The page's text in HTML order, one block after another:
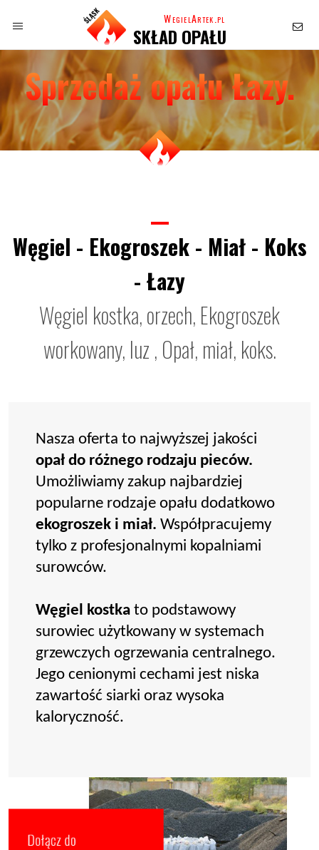
WegielArtek.pl
SKŁAD OPAŁU
Sprzedaż opału Łazy.
Węgiel - Ekogroszek - Miał - Koks
- Łazy
Węgiel kostka, orzech, Ekogroszek
workowany, luz , Opał, miał, koks.
Nasza oferta to najwyższej jakości
opał do różnego rodzaju pieców.
Umożliwiamy zakup najbardziej
popularne rodzaje opału dodatkowo
ekogroszek i miał. Współpracujemy
tylko z profesjonalnymi kopalniami
surowców.
Węgiel kostka to podstawowy
surowiec użytkowany w systemach
grzewczych ogrzewania centralnego.
Jego cenionymi cechami jest niska
zawartość siarki oraz wysoka
kaloryczność.